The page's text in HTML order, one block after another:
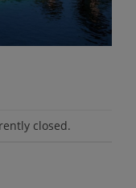
closed.